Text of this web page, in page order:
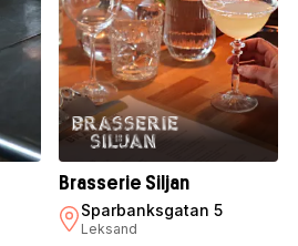
Brasserie Siljan
Sparbanksgatan 5
Leksand